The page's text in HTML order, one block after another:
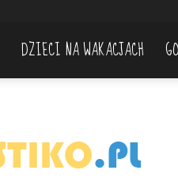
DZIECI NA WAKACJACH